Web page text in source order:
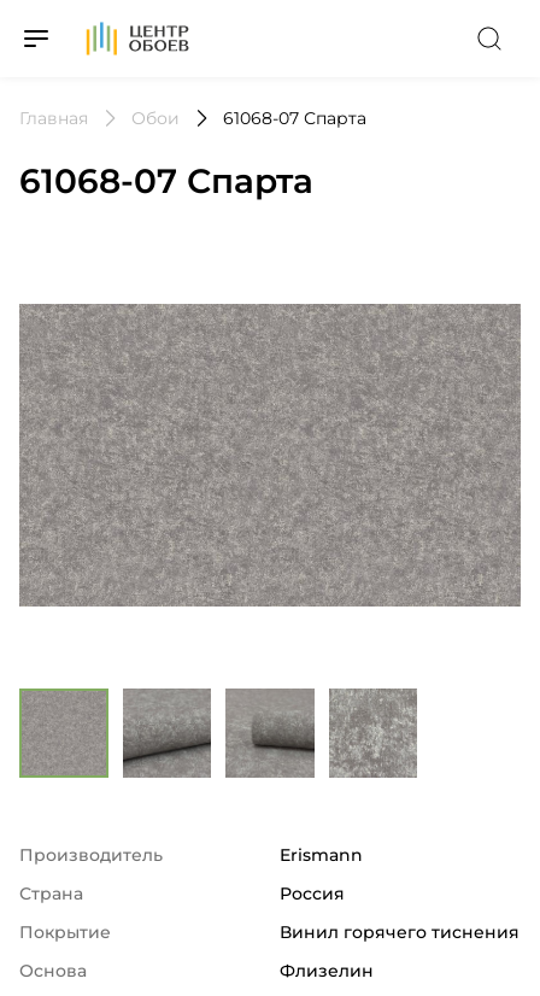
На Главную
Главная Обои 61068-07 Спарта
61068-07 Спарта
Производитель
Erismann
Страна
Россия
Покрытие
Винил горячего тиснения
Основа
Флизелин